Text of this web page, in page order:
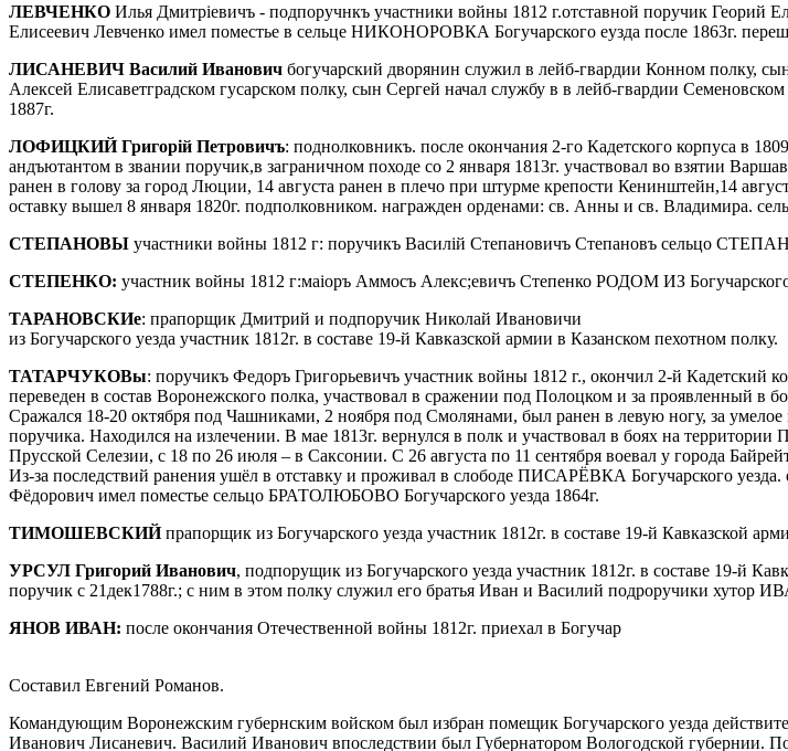
ЛЕВЧЕНКО Илья Дмитріевичъ - подпоручнкъ участники войны 1812 г.отставной поручик Георий
Елисеевич Левченко имел поместье в сельце НИКОНОРОВКА Богучарского еузда после 1863г.
ЛИСАНЕВИЧ Василий Иванович богучарский дворянин служил в лейб-гвардии Конном полку,
Алексей Елисаветградском гусарском полку, сын Сергей начал службу в в лейб-гвардии
1887г.
ЛОФИЦКИЙ Григорій Петровичъ: поднолковникъ. после окончания 2-го Кадетского корпуса в
андъютантом в звании поручик,в заграничном походе со 2 января 1813г. участвовал во взятии
ранен в голову за город Люции, 14 августа ранен в плечо при штурме крепости Кенинштейн,14
оставку вышел 8 января 1820г. подполковником. награжден орденами: св. Анны и св. Владимира.
СТЕПАНОВЫ участники войны 1812 г: поручикъ Василій Степановичъ Степановъ сельцо
СТЕПЕНКО: участник войны 1812 г:маіоръ Аммосъ Алекс;евичъ Степенко РОДОМ ИЗ Богучарского
ТАРАНОВСКИе: прапорщик Дмитрий и подпоручик Николай Ивановичи
из Богучарского уезда участник 1812г. в составе 19-й Кавказской армии в Казанском пехотном полку.
ТАТАРЧУКОВы: поручикъ Федоръ Григорьевичъ участник войны 1812 г., окончил 2-й Кадетский
переведен в состав Воронежского полка, участвовал в сражении под Полоцком и за проявленный в
Сражался 18-20 октября под Чашниками, 2 ноября под Смолянами, был ранен в левую ногу, за
поручика. Находился на излечении. В мае 1813г. вернулся в полк и участвовал в боях на
Прусской Селезии, с 18 по 26 июля – в Саксонии. С 26 августа по 11 сентября воевал у города
Из-за последствий ранения ушёл в отставку и проживал в слободе ПИСАРЁВКА Богучарского уезда.
Фёдорович имел поместье сельцо БРАТОЛЮБОВО Богучарского уезда 1864г.
ТИМОШЕВСКИЙпрапорщик из Богучарского уезда участник 1812г. в составе 19-й Кавказской
УРСУЛ Григорий Иванович, подпорущик из Богучарского уезда участник 1812г. в составе 19-й
поручик с 21дек1788г.; с ним в этом полку служил его братья Иван и Василий подроручики хутор
ЯНОВ ИВАН: после окончания Отечественной войны 1812г. приехал в Богучар
Составил Евгений Романов.
Командующим Воронежским губернским войском был избран помещик Богучарского уезда
Иванович Лисаневич. Василий Иванович впоследствии был Губернатором Вологодской